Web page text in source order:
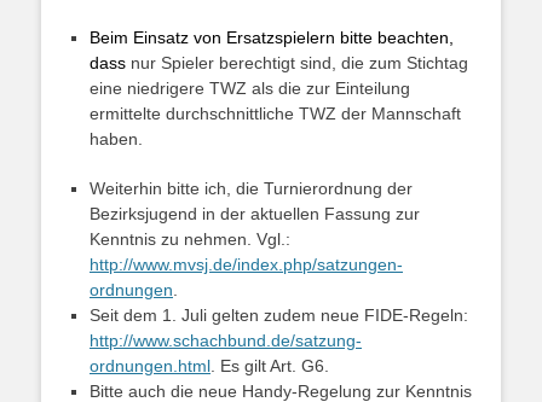
Beim Einsatz von Ersatzspielern bitte beachten,
dass nur Spieler berechtigt sind, die zum Stichtag
eine niedrigere TWZ als die zur Einteilung
ermittelte durchschnittliche TWZ der Mannschaft
haben.
Weiterhin bitte ich, die Turnierordnung der
Bezirksjugend in der aktuellen Fassung zur
Kenntnis zu nehmen. Vgl.:
http://www.mvsj.de/index.php/satzungen-
ordnungen
Seit dem 1. Juli gelten zudem neue FIDE-Regeln:
http://www.schachbund.de/satzung-
ordnungen.html . Es gilt Art. G6.
Bitte auch die neue Handy-Regelung zur Kenntnis